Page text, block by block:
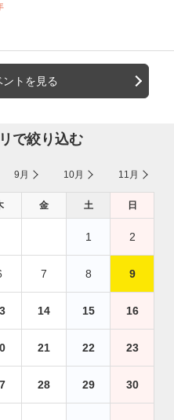
トを見る
で絞り込む
9月 10月 11月
金 土 日
1 2
7 8 9
14 15 16
21 22 23
28 29 30